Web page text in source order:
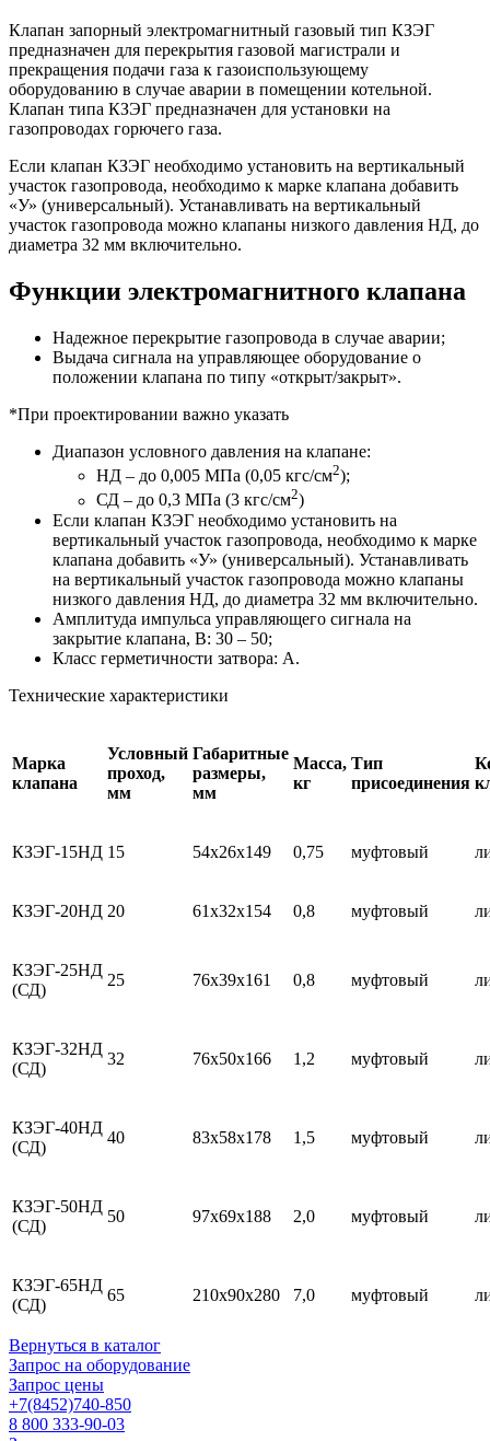
Клапан запорный электромагнитный газовый тип КЗЭГ
предназначен для перекрытия газовой магистрали и
прекращения подачи газа к газоиспользующему
оборудованию в случае аварии в помещении котельной.
Клапан типа КЗЭГ предназначен для установки на
газопроводах горючего газа.
Если клапан КЗЭГ необходимо установить на вертикальный
участок газопровода, необходимо к марке клапана добавить
«У» (универсальный). Устанавливать на вертикальный
участок газопровода можно клапаны низкого давления НД, до
диаметра 32 мм включительно.
Функции электромагнитного клапана
Надежное перекрытие газопровода в случае аварии;
Выдача сигнала на управляющее оборудование о
положении клапана по типу «открыт/закрыт».
*При проектировании важно указать
Диапазон условного давления на клапане:
НД – до 0,005 МПа (0,05 кгс/см2);
СД – до 0,3 МПа (3 кгс/см2)
Если клапан КЗЭГ необходимо установить на
вертикальный участок газопровода, необходимо к марке
клапана добавить «У» (универсальный). Устанавливать
на вертикальный участок газопровода можно клапаны
низкого давления НД, до диаметра 32 мм включительно.
Амплитуда импульса управляющего сигнала на
закрытие клапана, В: 30 – 50;
Класс герметичности затвора: А.
Технические характеристики
Марка
клапана
Условный
проход,
мм
Габаритные
размеры,
мм
Масса,
кг
Тип
присоединения
КЗЭГ-15НД 15 54х26х149 0,75 муфтовый
КЗЭГ-20НД 20 61х32х154 0,8 муфтовый
КЗЭГ-25НД
(СД)
25 76х39х161 0,8 муфтовый
КЗЭГ-32НД
(СД)
32 76х50х166 1,2 муфтовый
КЗЭГ-40НД
(СД)
40 83х58х178 1,5 муфтовый
КЗЭГ-50НД
(СД)
50 97х69х188 2,0 муфтовый
КЗЭГ-65НД
(СД)
65 210х90х280 7,0 муфтовый
Вернуться в каталог
Запрос на оборудование
Запрос цены
+7(8452)740-850
8 800 333-90-03